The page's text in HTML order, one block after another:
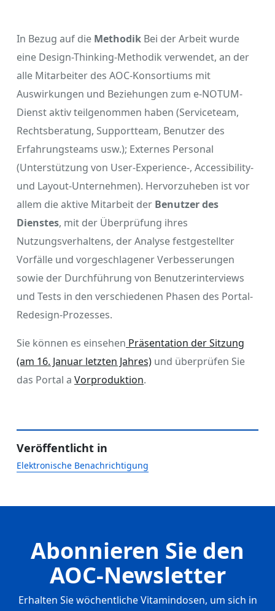
In Bezug auf die Methodik Bei der Arbeit wurde
eine Design-Thinking-Methodik verwendet, an der
alle Mitarbeiter des AOC-Konsortiums mit
Auswirkungen und Beziehungen zum e-NOTUM-
Dienst aktiv teilgenommen haben (Serviceteam,
Rechtsberatung, Supportteam, Benutzer des
Erfahrungsteams usw.); Externes Personal
(Unterstützung von User-Experience-, Accessibility-
und Layout-Unternehmen). Hervorzuheben ist vor
allem die aktive Mitarbeit der Benutzer des
Dienstes, mit der Überprüfung ihres
Nutzungsverhaltens, der Analyse festgestellter
Vorfälle und vorgeschlagener Verbesserungen
sowie der Durchführung von Benutzerinterviews
und Tests in den verschiedenen Phasen des Portal-
Redesign-Prozesses.
Sie können es einsehen Präsentation der Sitzung
(am 16. Januar letzten Jahres) und überprüfen Sie
das Portal a Vorproduktion.
Veröffentlicht in
Elektronische Benachrichtigung
Abonnieren Sie den
AOC-Newsletter
Erhalten Sie wöchentliche Vitamindosen, um sich in